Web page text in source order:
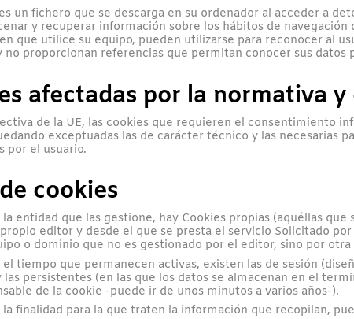
un fichero que se descarga en su ordenador al acceder a
y recuperar información sobre los hábitos de
que utilice su equipo, pueden utilizarse para reconocer al
no proporcionan referencias que permitan conocer sus datos
afectadas por la normativa
de la UE, las cookies que requieren el consentimiento
exceptuadas las de carácter técnico y las
por el usuario.
cookies
la entidad que las gestione, hay Cookies propias (aquéllas
editor y desde el que se presta el servicio Solicitado
o dominio que no es gestionado por el editor, sino por
el tiempo que permanecen activas, existen las de sesión
las persistentes (en las que los datos se almacenan en el
de la cookie -puede ir de unos minutos a varios años-).
la finalidad para la que traten la información que recopilan,